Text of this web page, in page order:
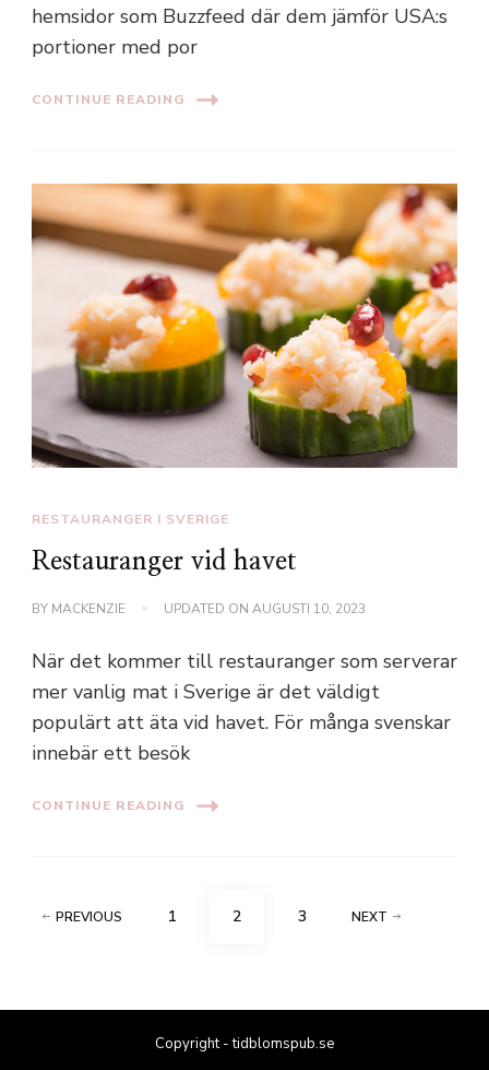
hemsidor som Buzzfeed där dem jämför USA:s
portioner med por
CONTINUE READING
RESTAURANGER I SVERIGE
Restauranger vid havet
BY MACKENZIE UPDATED ON AUGUSTI 10, 2023
När det kommer till restauranger som serverar
mer vanlig mat i Sverige är det väldigt
populärt att äta vid havet. För många svenskar
innebär ett besök
CONTINUE READING
Sidnumrering
PREVIOUS PAGE
1 PAGE
2 PAGE
3 NEXT